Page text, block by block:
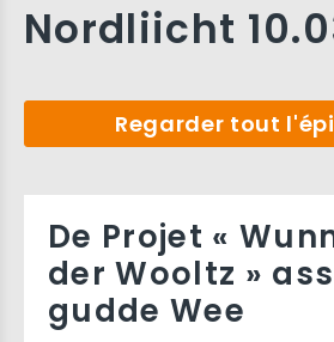
Nordliicht
Regarder tout
De Projet «
der Wooltz »
gudde Wee